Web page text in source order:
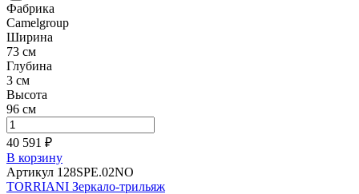
Фабрика
Camelgroup
Ширина
73 см
Глубина
3 см
Высота
96 см
40 591 ₽
В корзину
Артикул 128SPE.02NO
TORRIANI Зеркало-трильяж